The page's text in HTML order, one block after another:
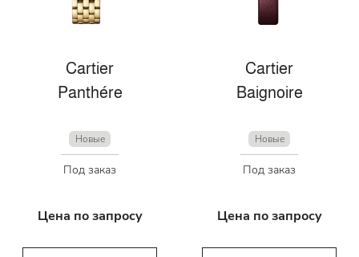
Cartier
Panthére
Новые
Под заказ
Цена по запросу
Cartier
Baignoire
Новые
Под заказ
Цена по запросу